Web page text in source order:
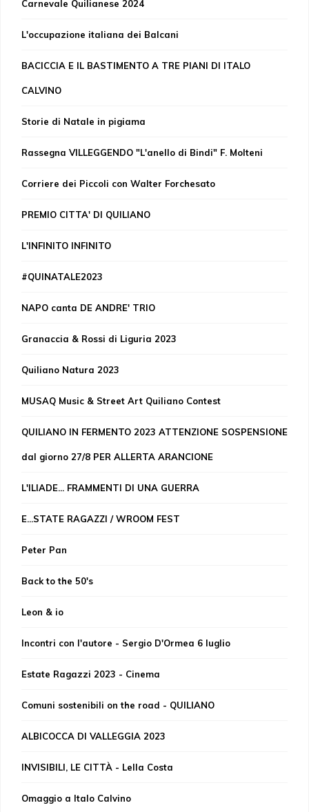
Carnevale Quilianese 2024
L'occupazione italiana dei Balcani
BACICCIA E IL BASTIMENTO A TRE PIANI DI ITALO
CALVINO
Storie di Natale in pigiama
Rassegna VILLEGGENDO "L'anello di Bindi" F. Molteni
Corriere dei Piccoli con Walter Forchesato
PREMIO CITTA' DI QUILIANO
L'INFINITO INFINITO
#QUINATALE2023
NAPO canta DE ANDRE' TRIO
Granaccia & Rossi di Liguria 2023
Quiliano Natura 2023
MUSAQ Music & Street Art Quiliano Contest
QUILIANO IN FERMENTO 2023 ATTENZIONE SOSPENSIONE
dal giorno 27/8 PER ALLERTA ARANCIONE
L'ILIADE... FRAMMENTI DI UNA GUERRA
E...STATE RAGAZZI / WROOM FEST
Peter Pan
Back to the 50's
Leon & io
Incontri con l'autore - Sergio D'Ormea 6 luglio
Estate Ragazzi 2023 - Cinema
Comuni sostenibili on the road - QUILIANO
ALBICOCCA DI VALLEGGIA 2023
INVISIBILI, LE CITTÀ - Lella Costa
Omaggio a Italo Calvino